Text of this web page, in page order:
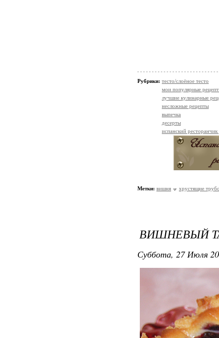
Рубрики: тесто/слоёное тесто
мои популярные
лучшие кулинарные
несложные рецепты
выпечка
десерты
испанский
Метки: вишня хрустящие
ВИШНЕВЫЙ
Суббота, 27 Июля